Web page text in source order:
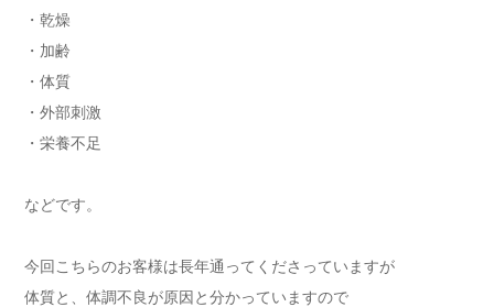
・乾燥
・加齢
・体質
・外部刺激
・栄養不足
などです。
今回こちらのお客様は長年通ってくださっていますが
体質と、体調不良が原因と分かっていますので